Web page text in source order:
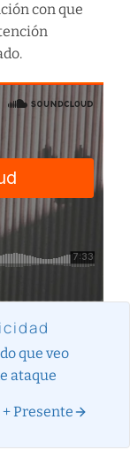
con que
que veo
ataque
Presente